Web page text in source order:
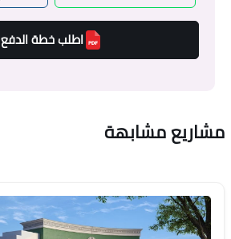
اطلب خطة الدفع
مشاريع مشابهة